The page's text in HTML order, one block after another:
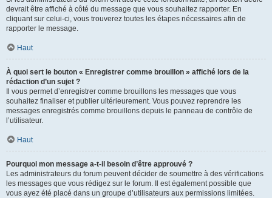
devrait être affiché à côté du message que vous souhaitez rapporter. En
cliquant sur celui-ci, vous trouverez toutes les étapes nécessaires afin de
rapporter le message.
Haut
À quoi sert le bouton « Enregistrer comme brouillon » affiché lors de la
rédaction d’un sujet ?
Il vous permet d’enregistrer comme brouillons les messages que vous
souhaitez finaliser et publier ultérieurement. Vous pouvez reprendre les
messages enregistrés comme brouillons depuis le panneau de contrôle de
l’utilisateur.
Haut
Pourquoi mon message a-t-il besoin d’être approuvé ?
Les administrateurs du forum peuvent décider de soumettre à des vérifications
les messages que vous rédigez sur le forum. Il est également possible que
vous ayez été placé dans un groupe d’utilisateurs aux permissions limitées.